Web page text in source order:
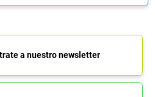
a nuestro newsletter